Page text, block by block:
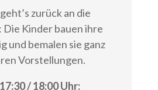
zurück an die
Kinder bauen ihre
und bemalen sie ganz
Vorstellungen.
/ 18:00 Uhr: